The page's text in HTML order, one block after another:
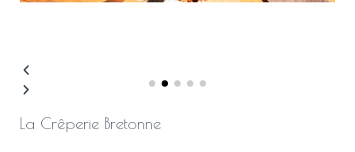
La Crêperie Bretonne